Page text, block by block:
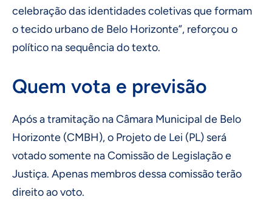
celebração das identidades coletivas que formam
o tecido urbano de Belo Horizonte”, reforçou o
político na sequência do texto.
Quem vota e previsão
Após a tramitação na Câmara Municipal de Belo
Horizonte (CMBH), o Projeto de Lei (PL) será
votado somente na Comissão de Legislação e
Justiça. Apenas membros dessa comissão terão
direito ao voto.